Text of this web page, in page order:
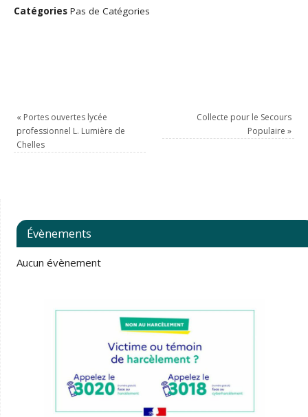
Catégories Pas de Catégories
« Portes ouvertes lycée
professionnel L. Lumière de
Chelles
Collecte pour le Secours
Populaire »
Évènements
Aucun évènement